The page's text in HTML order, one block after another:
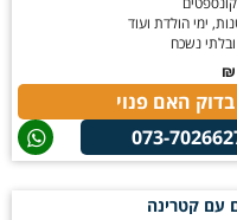
ימי הולדת ועוד
נשכח
₪
בדוק האם פנוי
073-
עם קטרינה